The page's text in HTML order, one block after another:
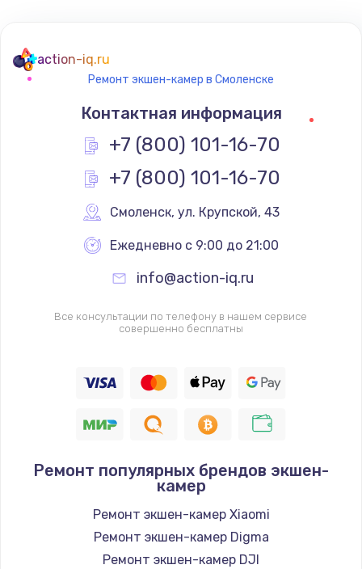
action-iq.ru
Ремонт экшен-камер в Смоленске
Контактная информация
+7 (800) 101-16-70
+7 (800) 101-16-70
Смоленск, ул. Крупской, 43
Ежедневно с 9:00 до 21:00
info@action-iq.ru
Все консультации по телефону в нашем сервисе
совершенно бесплатны
Ремонт популярных брендов экшен-
камер
Ремонт экшен-камер Xiaomi
Ремонт экшен-камер Digma
Ремонт экшен-камер DJI